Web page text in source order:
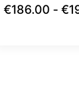
€186.00 - €